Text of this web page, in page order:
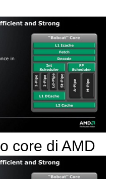
core di AMD